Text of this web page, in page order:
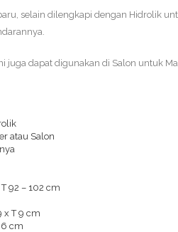
selain dilengkapi dengan Hidrolik
juga dapat digunakan di Salon untuk
atau Salon
92 – 102 cm
x T 9 cm
6 cm